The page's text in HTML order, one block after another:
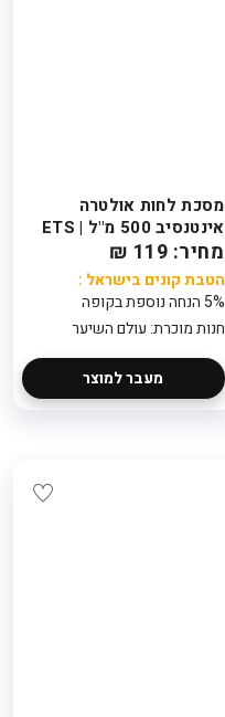
מסכת לחות אולטרה
אינטנסיב 500 מ"ל | ETS
מחיר: 119 ₪
הטבת קונים בישראל :
5% הנחה נוספת בקופה
חנות מוכרת: עולם השיער
מעבר למוצר